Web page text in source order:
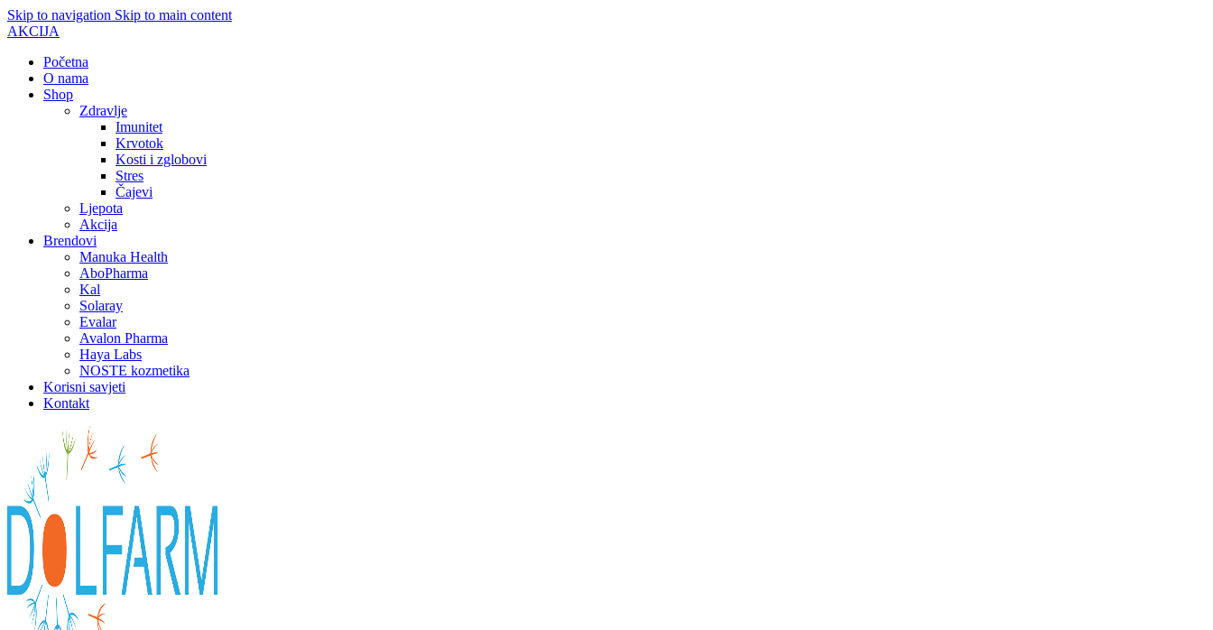
Skip to navigation Skip to main content
AKCIJA
Početna
O nama
Shop
Zdravlje
Imunitet
Krvotok
Kosti i zglobovi
Stres
Čajevi
Ljepota
Akcija
Brendovi
Manuka Health
AboPharma
Kal
Solaray
Evalar
Avalon Pharma
Haya Labs
NOSTE kozmetika
Korisni savjeti
Kontakt